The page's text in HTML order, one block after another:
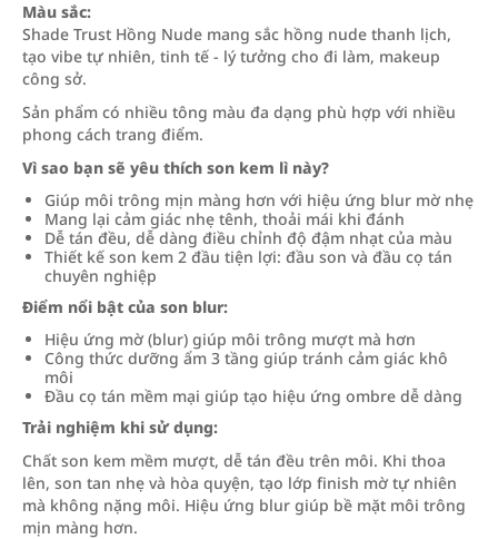
Màu sắc:
Shade Trust Hồng Nude mang sắc hồng nude thanh lịch,
tạo vibe tự nhiên, tinh tế - lý tưởng cho đi làm, makeup
công sở.
Sản phẩm có nhiều tông màu đa dạng phù hợp với nhiều
phong cách trang điểm.
Vì sao bạn sẽ yêu thích son kem lì này?
Giúp môi trông mịn màng hơn với hiệu ứng blur mờ nhẹ
Mang lại cảm giác nhẹ tênh, thoải mái khi đánh
Dễ tán đều, dễ dàng điều chỉnh độ đậm nhạt của màu
Thiết kế son kem 2 đầu tiện lợi: đầu son và đầu cọ tán
chuyên nghiệp
Điểm nổi bật của son blur:
Hiệu ứng mờ (blur) giúp môi trông mượt mà hơn
Công thức dưỡng ẩm 3 tầng giúp tránh cảm giác khô
môi
Đầu cọ tán mềm mại giúp tạo hiệu ứng ombre dễ dàng
Trải nghiệm khi sử dụng:
Chất son kem mềm mượt, dễ tán đều trên môi. Khi thoa
lên, son tan nhẹ và hòa quyện, tạo lớp finish mờ tự nhiên
mà không nặng môi. Hiệu ứng blur giúp bề mặt môi trông
mịn màng hơn.